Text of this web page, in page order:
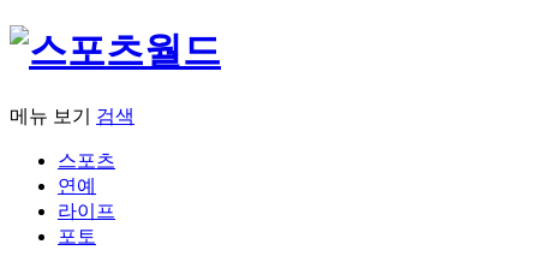
메뉴 보기 검색
스포츠
연예
라이프
포토